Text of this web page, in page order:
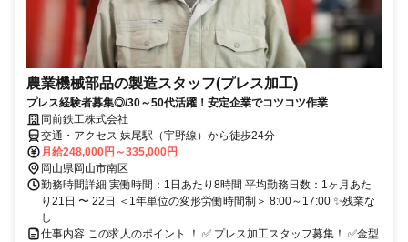
農業機械部品の製造スタッフ(プレス加工)
プレス経験者募集◎/30～50代活躍！安定企業でコツコツ作業
同前鉄工株式会社
交通・アクセス 妹尾駅（宇野線）から徒歩24分
月給248,000円～335,000円
岡山県岡山市南区
勤務時間詳細 実働時間：1日あたり8時間 平均勤務日数：1ヶ月あた
り21日 〜 22日 ＜1年単位の変形労働時間制＞ 8:00～17:00 ✨残業な
し
仕事内容 この求人のポイント ！ ✅ プレス加工スタッフ募集！ ✅金型